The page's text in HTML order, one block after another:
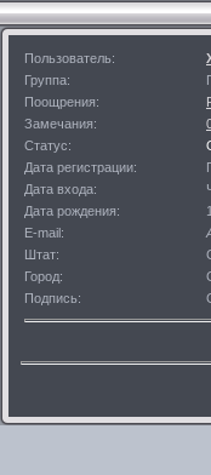
Пользователь:
Группа:
Поощрения:
Замечания:
Статус:
Дата регистрации:
Дата входа:
Дата рождения:
E-mail:
Штат:
Город:
Подпись: